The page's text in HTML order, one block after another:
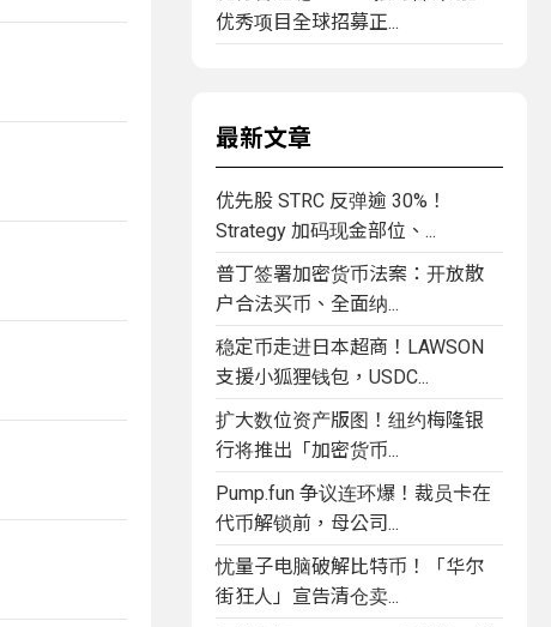
优秀项目全球招募正...
最新文章
优先股 STRC 反弹逾 30%！
Strategy 加码现金部位、...
普丁签署加密货币法案：开放散
户合法买币、全面纳...
稳定币走进日本超商！LAWSON
支援小狐狸钱包，USDC...
扩大数位资产版图！纽约梅隆银
行将推出「加密货币...
Pump.fun 争议连环爆！裁员卡在
代币解锁前，母公司...
忧量子电脑破解比特币！「华尔
街狂人」宣告清仓卖...